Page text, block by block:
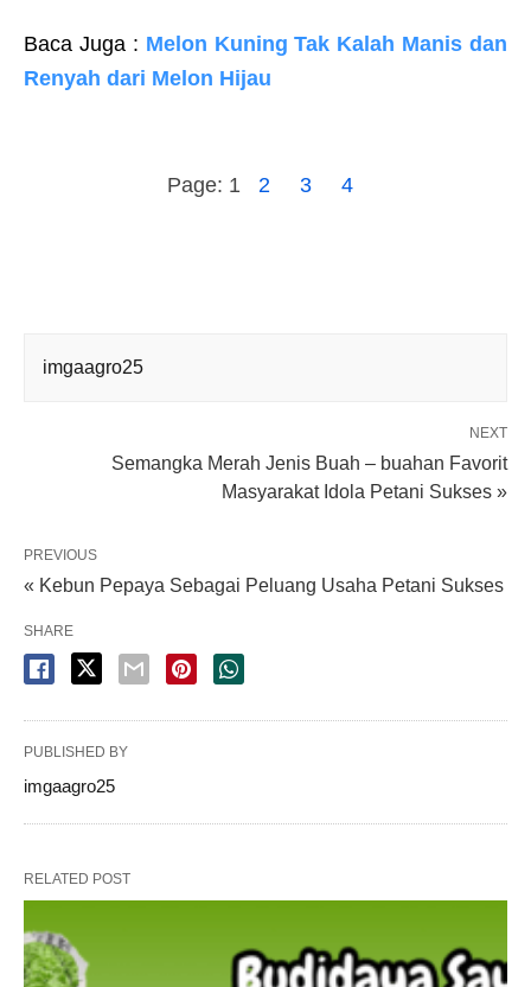
Baca Juga : Melon Kuning Tak Kalah Manis dan
Renyah dari Melon Hijau
Page: 1 2 3 4
imgaagro25
NEXT
Semangka Merah Jenis Buah – buahan Favorit
Masyarakat Idola Petani Sukses »
PREVIOUS
« Kebun Pepaya Sebagai Peluang Usaha Petani Sukses
SHARE
PUBLISHED BY
imgaagro25
RELATED POST